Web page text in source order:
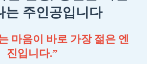
는 주인공입니다
마음이 바로 가장 젊은 엔
진입니다.”